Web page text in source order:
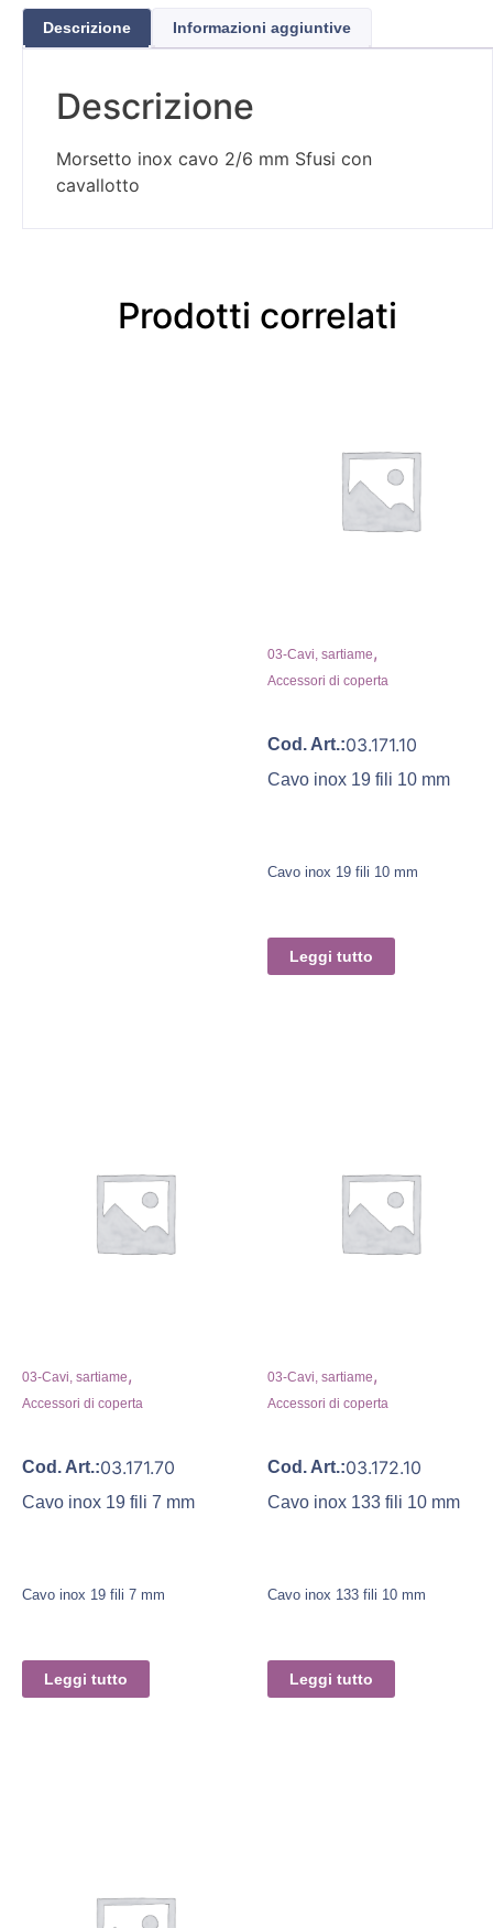
Descrizione Informazioni aggiuntive
Descrizione
Morsetto inox cavo 2/6 mm Sfusi con
cavallotto
Prodotti correlati
03-Cavi, sartiame,
Accessori di coperta
Cod. Art.:03.171.10
Cavo inox 19 fili 10 mm
Cavo inox 19 fili 10 mm
Leggi tutto
03-Cavi, sartiame,
Accessori di coperta
Cod. Art.:03.171.70
Cavo inox 19 fili 7 mm
Cavo inox 19 fili 7 mm
Leggi tutto
03-Cavi, sartiame,
Accessori di coperta
Cod. Art.:03.172.10
Cavo inox 133 fili 10 mm
Cavo inox 133 fili 10 mm
Leggi tutto